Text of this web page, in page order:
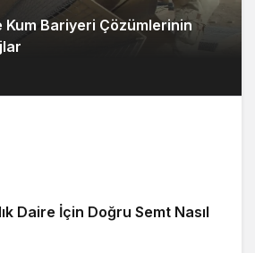
Bariyeri Çözümlerinin
Daire İçin Doğru Semt Nasıl